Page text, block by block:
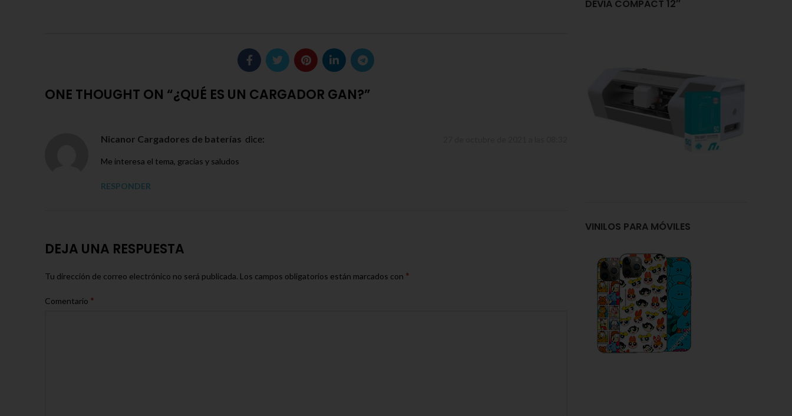
ONE THOUGHT ON “¿QUÉ ES UN CARGADOR GAN?”
Nicanor Cargadores de baterías dice:
Me interesa el tema, gracias y saludos
RESPONDER
DEJA UNA RESPUESTA
Tu dirección de correo electrónico no será publicada. Los campos obligatorios están marcados con *
Comentario *
DEVIA COMPACT 12″
VINILOS PARA MÓVILES